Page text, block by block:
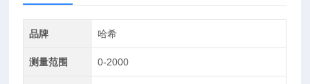
品牌 哈希
测量范围 0-2000